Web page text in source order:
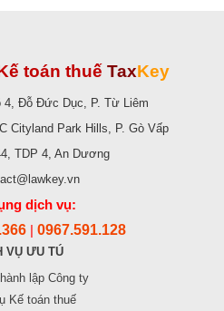
toán thuế TaxKey
4, Đỗ Đức Dục, P. Từ Liêm
Cityland Park Hills, P. Gò Vấp
TDP 4, An Dương
dịch vụ:
| 0967.591.128
VỤ ƯU TÚ
lập Công ty
Kế toán thuế